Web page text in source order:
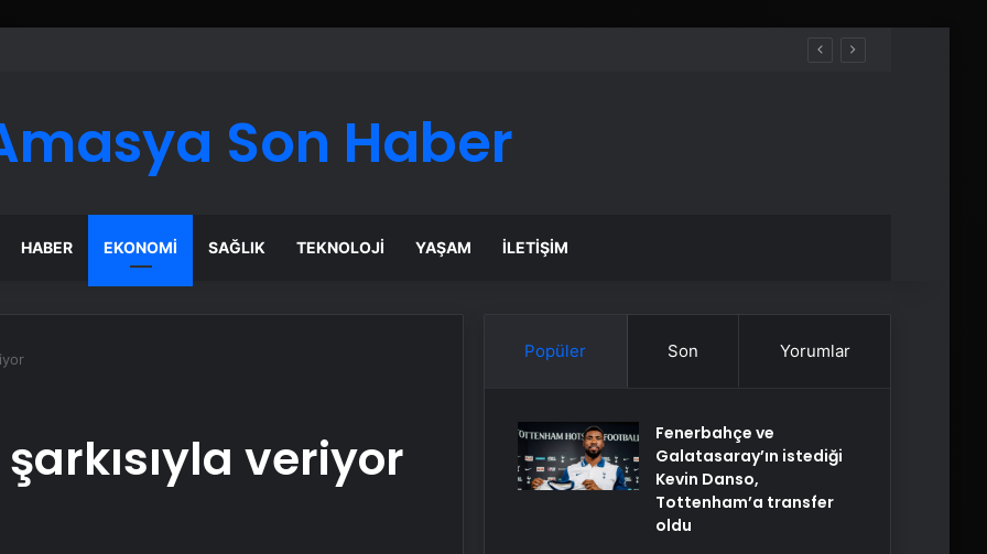
Ayındaki Karar Duruşmasına Çevrildi
Son Haber
HABER EKONOMI SAĞLIK TEKNOLOJI YAŞAM İLETIŞIM
şarkısıyla veriyor
Popüler Son Yorumlar
Fenerbahçe ve
Galatasaray’ın istediği
Kevin Danso,
Tottenham’a transfer
oldu